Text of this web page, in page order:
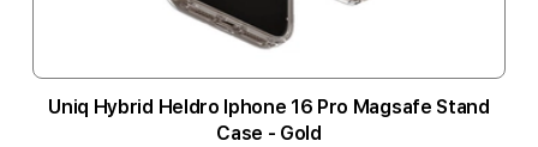
Uniq Hybrid Heldro Iphone 16 Pro Magsafe Stand
Case - Gold